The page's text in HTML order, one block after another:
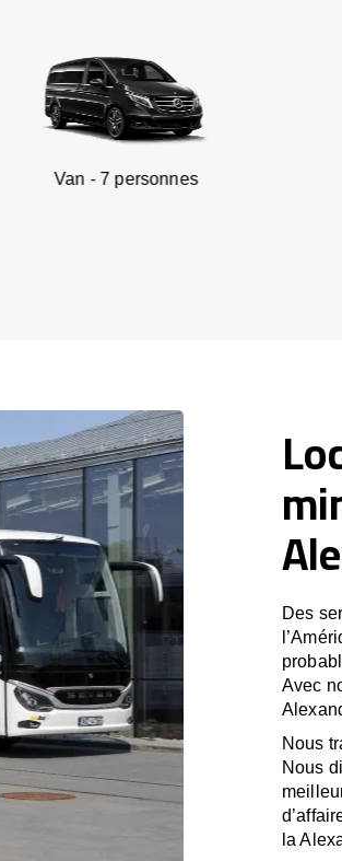
Des
Avec
Nous
Nous
la